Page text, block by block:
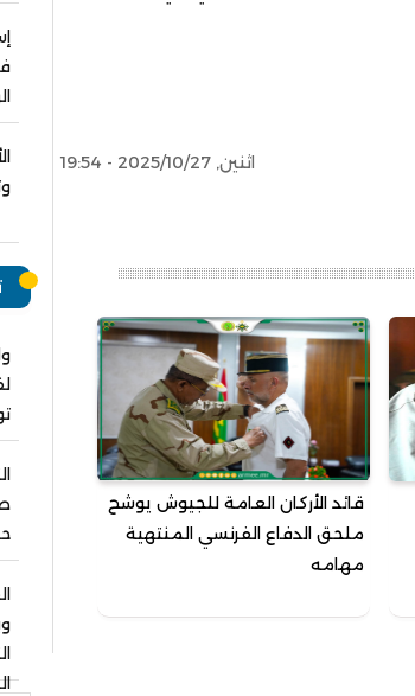
اثنين, 2025/10/27 - 19:54
قائد الأركان العامة للجيوش يوشح
ملحق الدفاع الفرنسي المنتهية
مهامه